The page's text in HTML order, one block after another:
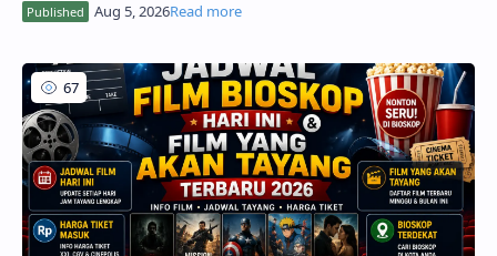
ulasan Info Lowongan Kerja - Loker Terbaru Hari ini, kami